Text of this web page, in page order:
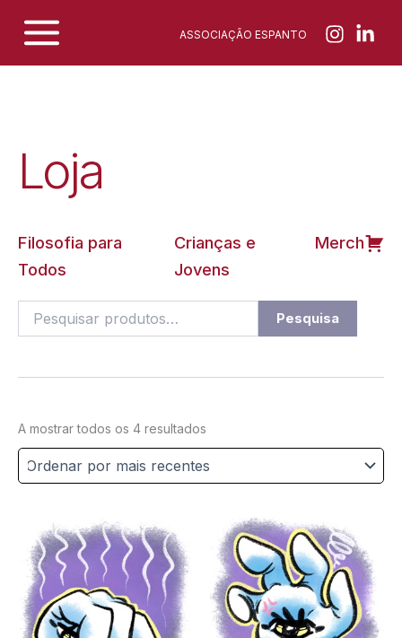
content
ASSOCIAÇÃO ESPANTO
Loja
Filosofia para
Todos
Crianças e
Jovens
Merch
por:
Pesquisa
A mostrar todos os 4 resultados
mais
recentes